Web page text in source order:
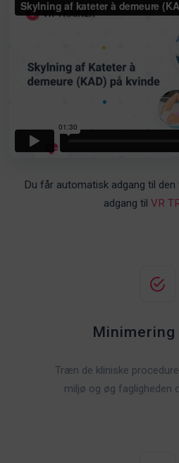
Du får automatisk adgang til
adgang til VR
Træn de kliniske
miljø og øg fagligheden